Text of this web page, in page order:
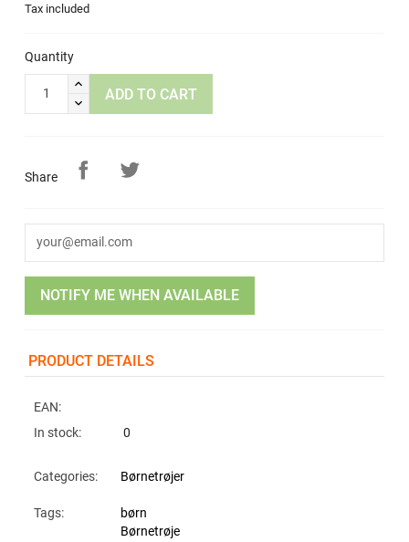
Tax included
Quantity
ADD TO CART
Share
NOTIFY ME WHEN AVAILABLE
PRODUCT DETAILS
EAN:
In stock:
0
Categories: Børnetrøjer
Tags:
børn
Børnetrøje